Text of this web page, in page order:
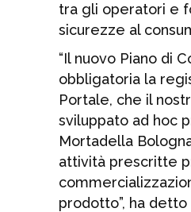
tra gli operatori e
sicurezze al
“Il nuovo Piano di
obbligatoria la
Portale, che il
sviluppato ad hoc
Mortadella
attività prescritte
prodotto”, ha